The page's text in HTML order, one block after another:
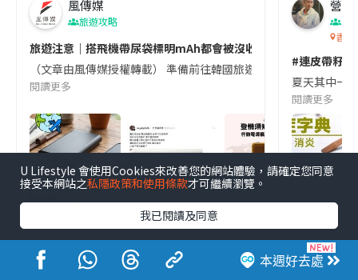
風傳媒
旅遊攻略
旅遊注意｜搭飛機帶尿袋標明mAh都會被沒收😱出發前切記檢查
（文章由風傳媒授權轉載） 準備前往韓國旅遊的民眾，近期要
閱讀更多
營養
香港
#連皮帶籽
夏天其中一
閱讀更多
本週好去處
U Lifestyle 會使用Cookies來改善您的網站體驗，請確定您同意
接受本網站之私隱政策和使用條款才可繼續瀏覽。
我已閱讀及同意